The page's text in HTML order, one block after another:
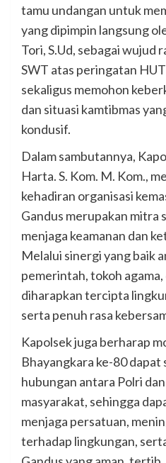
tamu undangan untuk
yang dipimpin langsung
Tori, S.Ud, sebagai wujud
SWT atas peringatan
sekaligus memohon
dan situasi kamtibmas
kondusif.
Dalam sambutannya,
Harta. S. Kom. M. Kom.,
kehadiran organisasi
Gandus merupakan mitra
menjaga keamanan dan
Melalui sinergi yang baik
pemerintah, tokoh
diharapkan tercipta
serta penuh rasa
Kapolsek juga berharap
Bhayangkara ke-80
hubungan antara Polri
masyarakat, sehingga
menjaga persatuan,
terhadap lingkungan,